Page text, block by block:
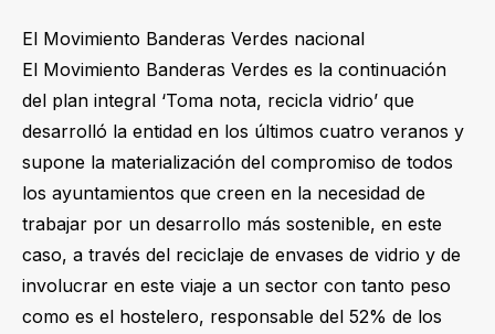
El Movimiento Banderas Verdes nacional
El Movimiento Banderas Verdes es la continuación
del plan integral ‘Toma nota, recicla vidrio’ que
desarrolló la entidad en los últimos cuatro veranos y
supone la materialización del compromiso de todos
los ayuntamientos que creen en la necesidad de
trabajar por un desarrollo más sostenible, en este
caso, a través del reciclaje de envases de vidrio y de
involucrar en este viaje a un sector con tanto peso
como es el hostelero, responsable del 52% de los